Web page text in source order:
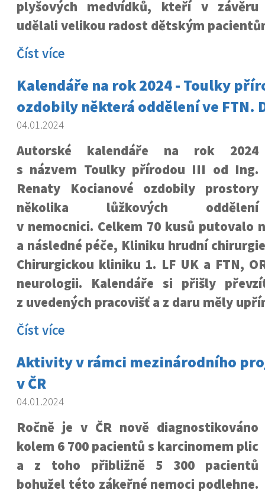
plyšových medvídků, kteří v
udělali velikou radost dětským
Číst více
Kalendáře na rok 2024 - Toulky
ozdobily některá oddělení ve FTN.
04.01.2024
Autorské kalendáře na rok 2024
s názvem Toulky přírodou III od Ing.
Renaty Kocianové ozdobily prostory
několika lůžkových oddělení
v nemocnici. Celkem 70 kusů putovalo
a následné péče, Kliniku hrudní
Chirurgickou kliniku 1. LF UK a FTN,
neurologii. Kalendáře si přišly
z uvedených pracovišť a z daru měly
Číst více
Aktivity v rámci mezinárodního
v ČR
04.01.2024
Ročně je v ČR nově diagnostikováno
kolem 6 700 pacientů s karcinomem plic
a z toho přibližně 5 300 pacientů
bohužel této zákeřné nemoci podlehne.